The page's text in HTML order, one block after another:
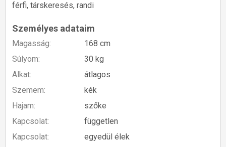
férfi, társkeresés, randi
Személyes adataim
Magasság:
168 cm
Súlyom:
30 kg
Alkat:
átlagos
Szemem:
kék
Hajam:
szőke
Kapcsolat:
független
Kapcsolat:
egyedül élek